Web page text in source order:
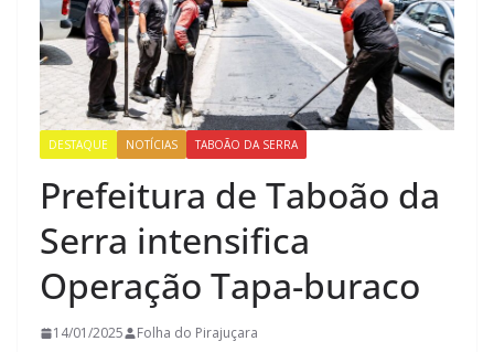
DESTAQUE NOTÍCIAS TABOÃO DA SERRA
Prefeitura de Taboão da
Serra intensifica
Operação Tapa-buraco
14/01/2025 Folha do Pirajuçara